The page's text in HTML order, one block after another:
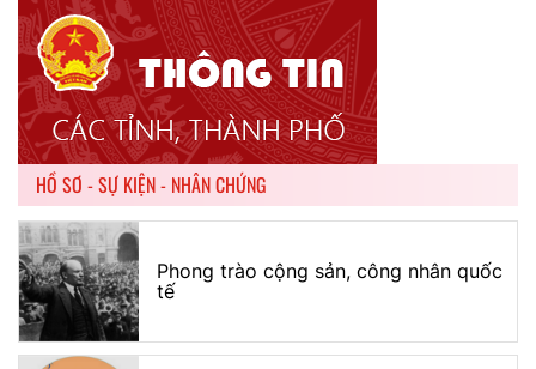
HỒ SƠ - SỰ KIỆN - NHÂN CHỨNG
Phong trào cộng sản, công nhân quốc
tế